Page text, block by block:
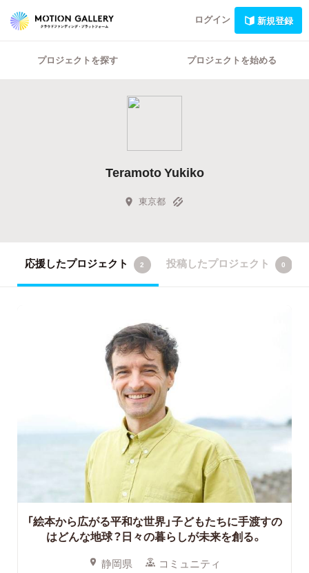
ログイン 新規登録
プロジェクトを探す プロジェクトを始める
Teramoto Yukiko
東京都
応援したプロジェクト 2 投稿したプロジェクト 0
「絵本から広がる平和な世界」子どもたちに手渡すの
はどんな地球？日々の暮らしが未来を創る。
静岡県 コミュニティ